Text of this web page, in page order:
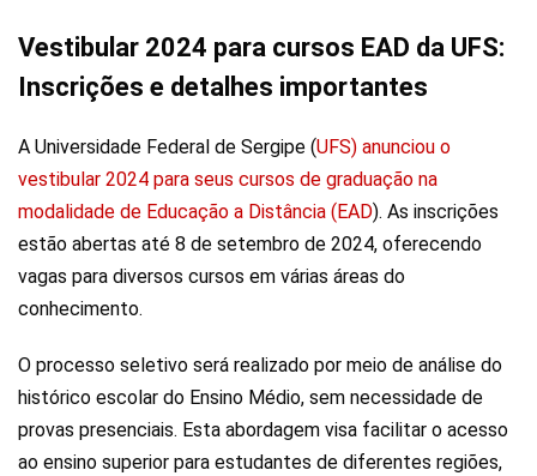
Vestibular 2024 para cursos EAD da UFS:
Inscrições e detalhes importantes
A Universidade Federal de Sergipe (UFS) anunciou o
vestibular 2024 para seus cursos de graduação na
modalidade de Educação a Distância (EAD). As inscrições
estão abertas até 8 de setembro de 2024, oferecendo
vagas para diversos cursos em várias áreas do
conhecimento.
O processo seletivo será realizado por meio de análise do
histórico escolar do Ensino Médio, sem necessidade de
provas presenciais. Esta abordagem visa facilitar o acesso
ao ensino superior para estudantes de diferentes regiões,